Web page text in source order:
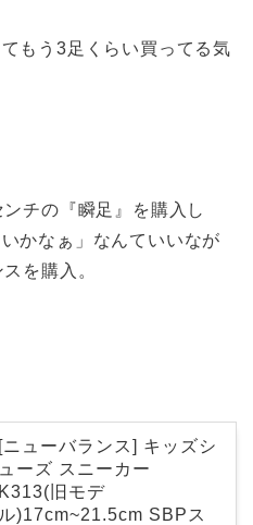
もう3足くらい買ってる気
チの『瞬足』を購入し
かなぁ」なんていいなが
を購入。
[ニューバランス] キッズシ
ューズ スニーカー
K313(旧モデ
ル)17cm~21.5cm SBPス